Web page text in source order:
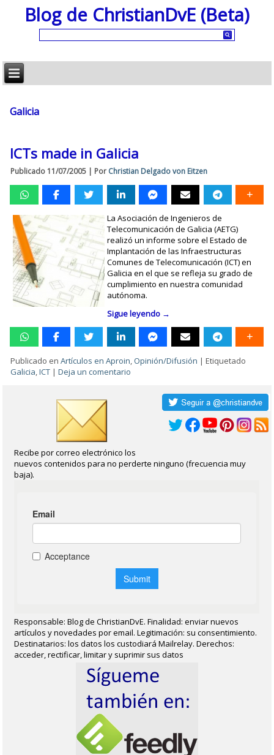
Blog de ChristianDvE (Beta)
Galicia
ICTs made in Galicia
Publicado 11/07/2005 | Por Christian Delgado von Eitzen
La Asociación de Ingenieros de
Telecomunicación de Galicia (AETG)
realizó un informe sobre el Estado de
Implantación de las Infraestructuras
Comunes de Telecomunicación (ICT) en
Galicia en el que se refleja su grado de
cumplimiento en nuestra comunidad
autónoma.
Sigue leyendo →
Publicado en Artículos en Aproin, Opinión/Difusión |Etiquetado
Galicia,ICT |Deja un comentario
Recibe por correo electrónico los
nuevos contenidos para no perderte ninguno (frecuencia muy
baja).
Responsable: Blog de ChristianDvE. Finalidad: enviar nuevos
artículos y novedades por email. Legitimación: su consentimiento.
Destinatarios: los datos los custodiará Mailrelay. Derechos:
acceder, rectificar, limitar y suprimir sus datos